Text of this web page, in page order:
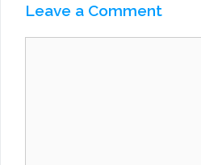
Leave a Comment